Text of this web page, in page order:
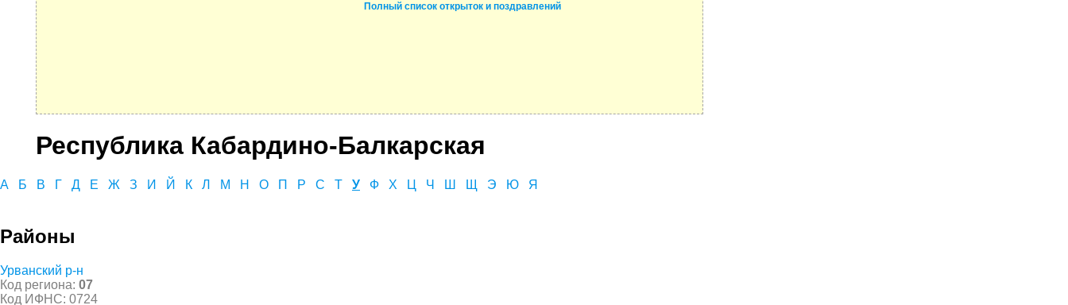
Полный список открыток и поздравлений
Республика Кабардино-Балкарская
А Б В Г Д Е Ж З И Й К Л М Н О П Р С Т У Ф Х Ц Ч Ш Щ Э Ю Я
Районы
Урванский р-н
Код региона: 07
Код ИФНС: 0724